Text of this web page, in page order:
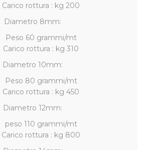
Carico rottura : kg 200
Diametro 8mm:
Peso 60 grammi/mt
Carico rottura : kg 310
Diametro 10mm:
Peso 80 grammi/mt
Carico rottura : kg 450
Diametro 12mm:
peso 110 grammi/mt
Carico rottura : kg 800